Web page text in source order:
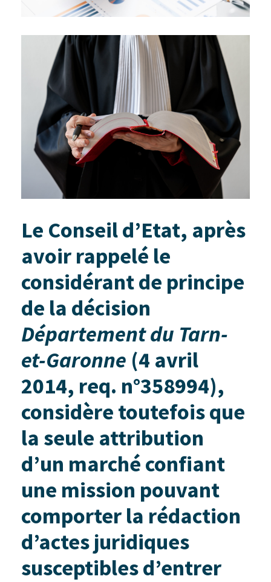
Le Conseil d’Etat, après
avoir rappelé le
considérant de principe
de la décision
Département du Tarn-
et-Garonne (4 avril
2014, req. n°358994),
considère toutefois que
la seule attribution
d’un marché confiant
une mission pouvant
comporter la rédaction
d’actes juridiques
susceptibles d’entrer